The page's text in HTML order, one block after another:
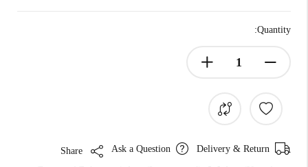
Quantity:
Delivery & Return
Ask a Question